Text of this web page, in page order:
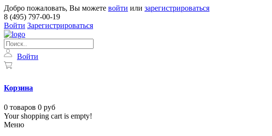
Добро пожаловать, Вы можете войти или зарегистрироваться
8 (495) 797-00-19
Войти Зарегистрироваться
Войти
Корзина
0 товаров 0 руб
Your shopping cart is empty!
Меню